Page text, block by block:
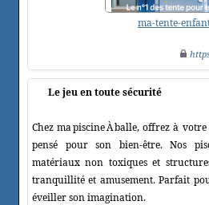
ma-tente-
Le jeu en toute sécurité
Chez ma piscine À balle, offrez à
pensé pour son bien-être. Nos
matériaux non toxiques et
tranquillité et amusement. Parfait
éveiller son imagination.